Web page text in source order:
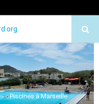
Piscines à Marseille